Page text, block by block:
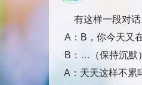
有这样一段对话
A：B，你今天又
B：…（保持沉默）
A：天天这样不累